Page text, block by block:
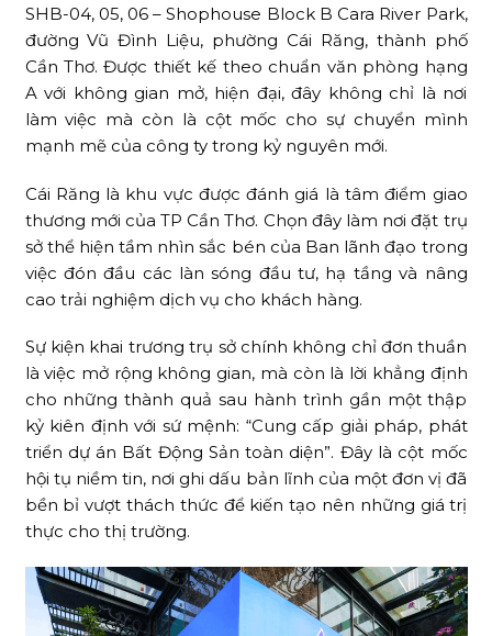
SHB-04, 05, 06 – Shophouse Block B Cara River Park,
đường Vũ Đình Liệu, phường Cái Răng, thành phố
Cần Thơ. Được thiết kế theo chuẩn văn phòng hạng
A với không gian mở, hiện đại, đây không chỉ là nơi
làm việc mà còn là cột mốc cho sự chuyển mình
mạnh mẽ của công ty trong kỷ nguyên mới.
Cái Răng là khu vực được đánh giá là tâm điểm giao
thương mới của TP Cần Thơ. Chọn đây làm nơi đặt trụ
sở thể hiện tầm nhìn sắc bén của Ban lãnh đạo trong
việc đón đầu các làn sóng đầu tư, hạ tầng và nâng
cao trải nghiệm dịch vụ cho khách hàng.
Sự kiện khai trương trụ sở chính không chỉ đơn thuần
là việc mở rộng không gian, mà còn là lời khẳng định
cho những thành quả sau hành trình gần một thập
kỷ kiên định với sứ mệnh: “Cung cấp giải pháp, phát
triển dự án Bất Động Sản toàn diện”. Đây là cột mốc
hội tụ niềm tin, nơi ghi dấu bản lĩnh của một đơn vị đã
bền bỉ vượt thách thức để kiến tạo nên những giá trị
thực cho thị trường.